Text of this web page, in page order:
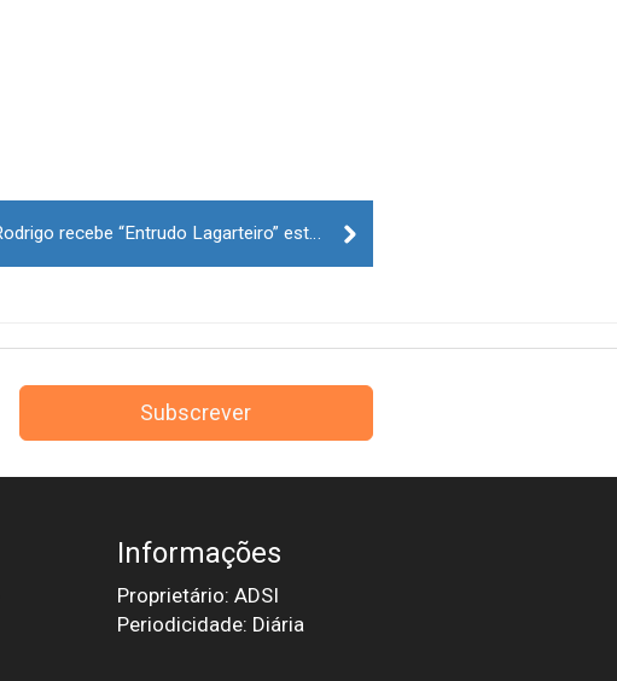
Figueira de Castelo Rodrigo recebe “Entrudo Lagarteiro” este sábado
Subscrever
Informações
Proprietário: ADSI
Periodicidade: Diária